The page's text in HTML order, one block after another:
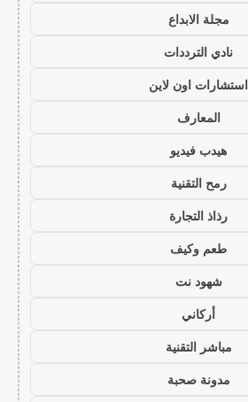
مجلة الابداع
نادي الترددات
استشارات اون لاين
المعارف
هيدب فيديو
رمح التقنية
رذاذ التجارة
طعم وكيف
شهود نت
أركاني
مباشر التقنية
مدونة صحبة